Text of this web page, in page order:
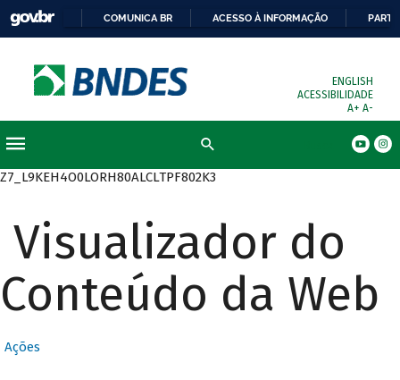
COMUNICA BR ACESSO À INFORMAÇÃO
ENGLISH
ACESSIBILIDADE
A+ A-
Z7_L9KEH4O0LORH80ALCLTPF802K3
Visualizador do
Conteúdo da Web
Ações